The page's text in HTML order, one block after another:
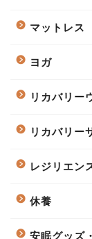
マットレス
ヨガ
リカバリー
リカバリー
レジリエン
休養
安眠グッズ